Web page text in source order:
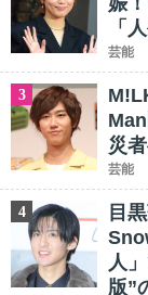
「
芸能
3
災
芸能
4
目
人
版”